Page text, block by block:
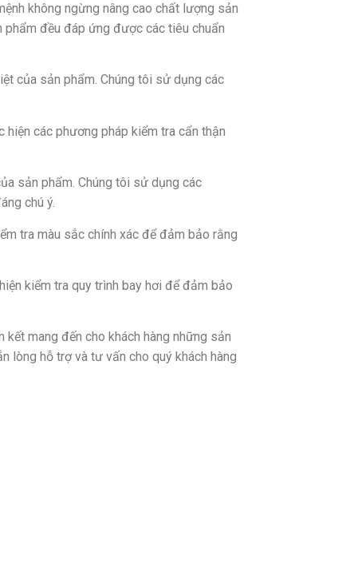
không ngừng nâng cao chất lượng sản
đều đáp ứng được các tiêu chuẩn
của sản phẩm. Chúng tôi sử dụng các
các phương pháp kiểm tra cẩn thận
sản phẩm. Chúng tôi sử dụng các
chú ý.
tra màu sắc chính xác để đảm bảo rằng
kiểm tra quy trình bay hơi để đảm bảo
mang đến cho khách hàng những sản
lòng hỗ trợ và tư vấn cho quý khách hàng